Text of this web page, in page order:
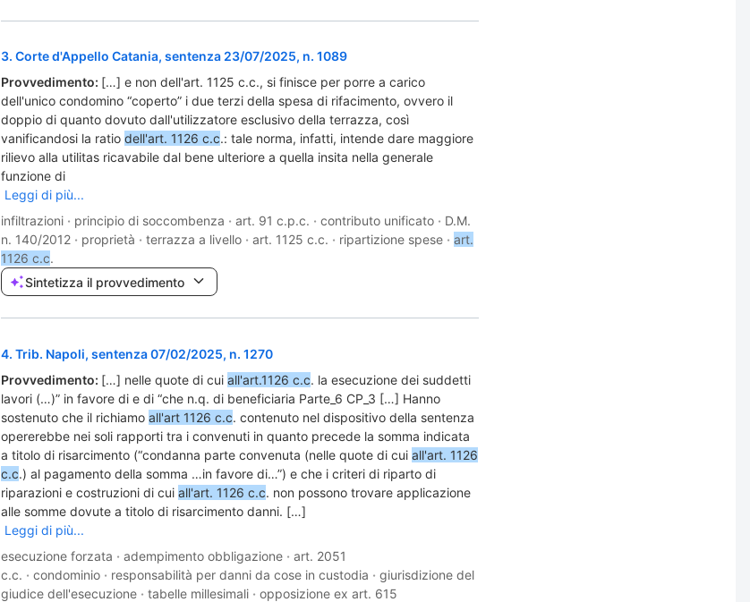
3.Corte d'Appello Catania, sentenza 23/07/2025, n. 1089
Provvedimento: […] e non dell'art. 1125 c.c., si finisce per porre a carico
dell'unico condomino “coperto” i due terzi della spesa di rifacimento, ovvero il
doppio di quanto dovuto dall'utilizzatore esclusivo della terrazza, così
vanificandosi la ratiodell'art. 1126 c.c.: tale norma, infatti, intende dare maggiore
rilievo alla utilitas ricavabile dal bene ulteriore a quella insita nella generale
funzione di
Leggi di più...
infiltrazioni · principio di soccombenza · art. 91 c.p.c. · contributo unificato · D.M.
n. 140/2012 · proprietà · terrazza a livello · art. 1125 c.c. · ripartizione spese · art.
1126 c.c.
Sintetizza il provvedimento
4.Trib. Napoli, sentenza 07/02/2025, n. 1270
Provvedimento: […] nelle quote di cuiall'art.1126 c.c. la esecuzione dei suddetti
lavori (…)” in favore di e di “che n.q. di beneficiaria Parte_6 CP_3 […] Hanno
sostenuto che il richiamoall'art 1126 c.c. contenuto nel dispositivo della sentenza
opererebbe nei soli rapporti tra i convenuti in quanto precede la somma indicata
a titolo di risarcimento (“condanna parte convenuta (nelle quote di cuiall'art. 1126
c.c.) al pagamento della somma …in favore di…”) e che i criteri di riparto di
riparazioni e costruzioni di cuiall'art. 1126 c.c. non possono trovare applicazione
alle somme dovute a titolo di risarcimento danni. […]
Leggi di più...
esecuzione forzata · adempimento obbligazione · art. 2051
c.c. · condominio · responsabilità per danni da cose in custodia · giurisdizione del
giudice dell'esecuzione · tabelle millesimali · opposizione ex art. 615